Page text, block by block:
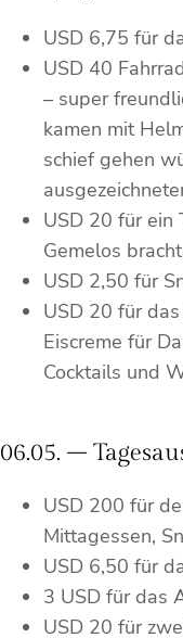
USD 6,75 für
USD 40
– super
kamen mit
schief gehen
USD 20 für ein
Gemelos
USD 2,50 für
USD 20 für
Eiscreme für
Cocktails und
06.05. –
USD 200 für
Mittagessen,
USD 6,50 für
3 USD für das
USD 20 für